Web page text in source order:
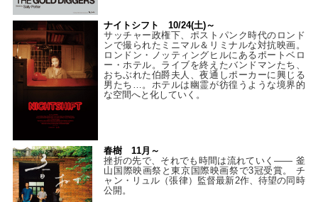
ナイトシフト 10/24(土)～
サッチャー政権下、ポストパンク時代のロンド
ンで撮られたミニマル＆リミナルな対抗映画。
ロンドン・ノッティングヒルにあるポートベロ
ー・ホテル。ライブを終えたバンドマンたち、
おちぶれた伯爵夫人、夜通しポーカーに興じる
男たち…。ホテルは幽霊が彷徨うような境界的
な空間へと化していく。
春樹 11月～
挫折の先で、それでも時間は流れていく—— 釜
山国際映画祭と東京国際映画祭で3冠受賞。 チ
ャン・リュル（張律）監督最新2作、待望の同時
公開。